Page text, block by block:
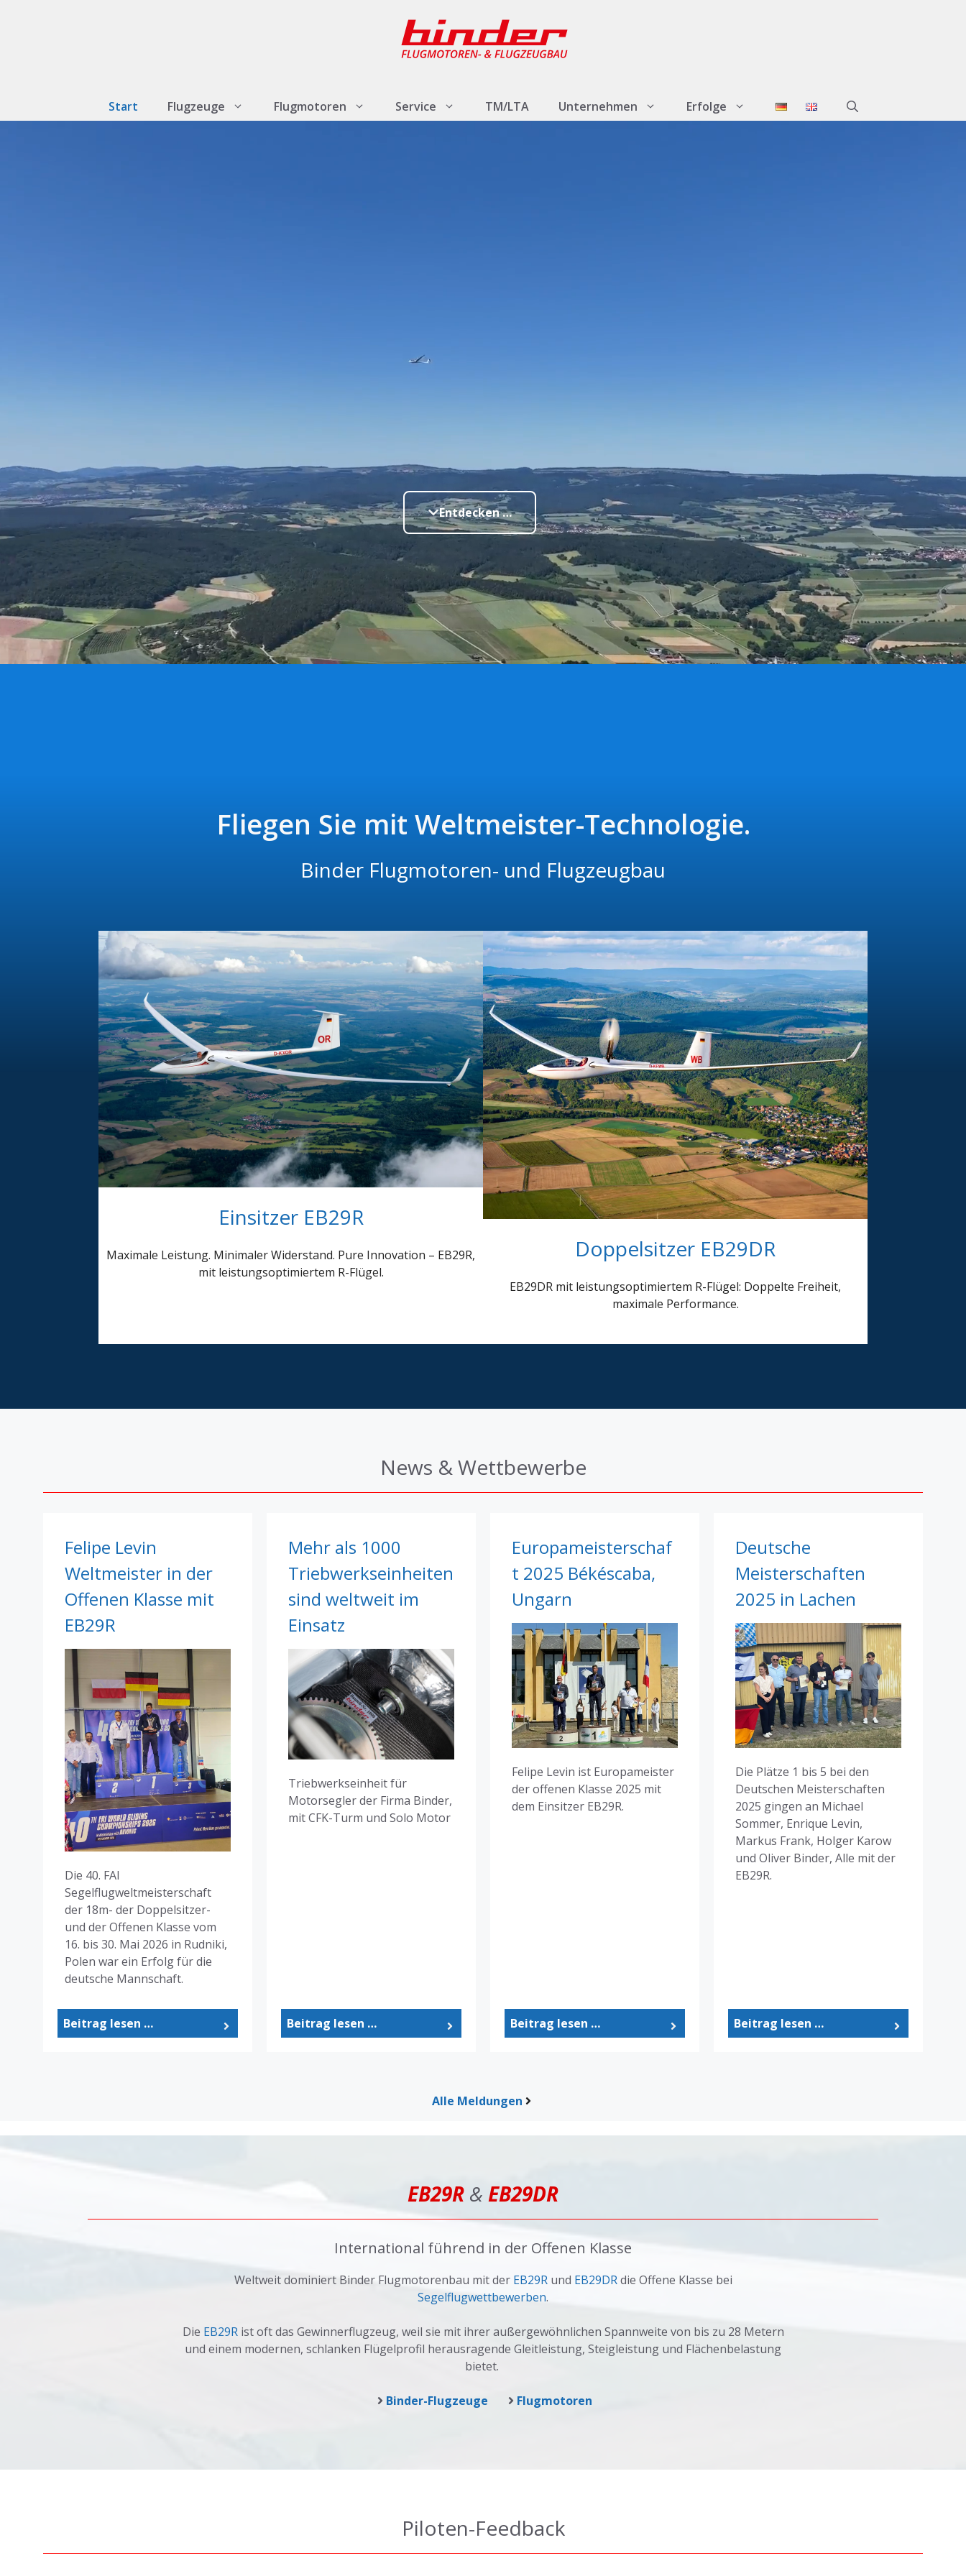
Start Flugzeuge Flugmotoren Service TM/LTA Unternehmen Erfolge
Entdecken …
Fliegen Sie mit Weltmeister-Technologie.
Binder Flugmotoren- und Flugzeugbau
Einsitzer EB29R
Maximale Leistung. Minimaler Widerstand. Pure Innovation – EB29R,
mit leistungsoptimiertem R-Flügel.
Doppelsitzer EB29DR
EB29DR mit leistungsoptimiertem R-Flügel: Doppelte Freiheit,
maximale Performance.
News & Wettbewerbe
Felipe Levin
Weltmeister in der
Offenen Klasse mit
EB29R
Die 40. FAI
Segelflugweltmeisterschaft
der 18m- der Doppelsitzer-
und der Offenen Klasse vom
16. bis 30. Mai 2026 in Rudniki,
Polen war ein Erfolg für die
deutsche Mannschaft.
Beitrag lesen …
Mehr als 1000
Triebwerkseinheiten
sind weltweit im
Einsatz
Triebwerkseinheit für
Motorsegler der Firma Binder,
mit CFK-Turm und Solo Motor
Beitrag lesen …
Europameisterschaf
t 2025 Békéscaba,
Ungarn
Felipe Levin ist Europameister
der offenen Klasse 2025 mit
dem Einsitzer EB29R.
Beitrag lesen …
Deutsche
Meisterschaften
2025 in Lachen
Die Plätze 1 bis 5 bei den
Deutschen Meisterschaften
2025 gingen an Michael
Sommer, Enrique Levin,
Markus Frank, Holger Karow
und Oliver Binder, Alle mit der
EB29R.
Beitrag lesen …
Alle Meldungen
EB29R & EB29DR
International führend in der Offenen Klasse
Weltweit dominiert Binder Flugmotorenbau mit der EB29Rund EB29DRdie Offene Klasse bei
Segelflugwettbewerben.
Die EB29Rist oft das Gewinnerflugzeug, weil sie mit ihrer außergewöhnlichen Spannweite von bis zu 28 Metern
und einem modernen, schlanken Flügelprofil herausragende Gleitleistung, Steigleistung und Flächenbelastung
bietet.
Binder-Flugzeuge Flugmotoren
Piloten-Feedback